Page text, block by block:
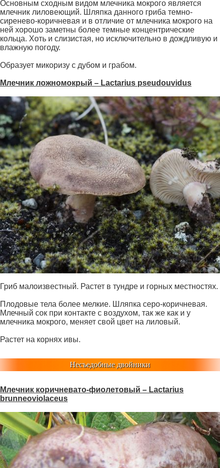
Основным сходным видом млечника мокрого является
млечник лиловеющий. Шляпка данного гриба темно-
сиренево-коричневая и в отличие от млечника мокрого на
ней хорошо заметны более темные концентрические
кольца. Хоть и слизистая, но исключительно в дождливую и
влажную погоду.
Образует микоризу с дубом и грабом.
Млечник ложномокрый – Lactarius pseudouvidus
Гриб малоизвестный. Растет в тундре и горных местностях.
Плодовые тела более мелкие. Шляпка серо-коричневая.
Млечный сок при контакте с воздухом, так же как и у
млечника мокрого, меняет свой цвет на лиловый.
Растет на корнях ивы.
Несъедобные двойники
Млечник коричневато-фиолетовый – Lactarius
brunneoviolaceus